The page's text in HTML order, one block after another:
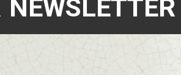
NEWSLETTER